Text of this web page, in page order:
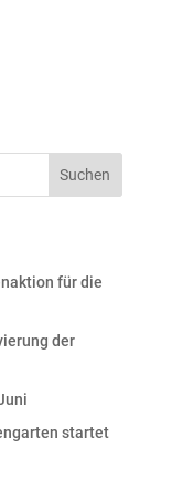
Suchen
für die
der
startet